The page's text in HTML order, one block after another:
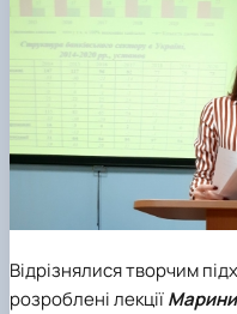
Відрізнялися творчим
розроблені лекціїМарини